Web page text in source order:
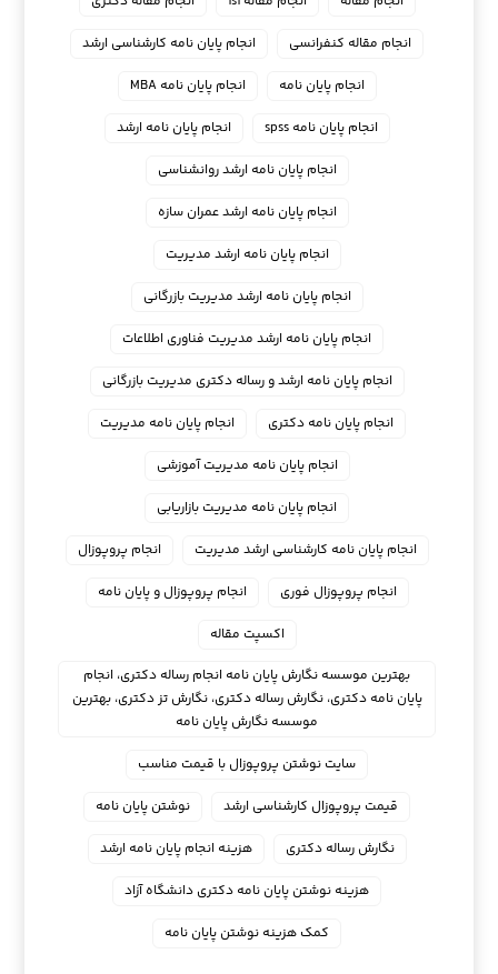
انجام مقاله کنفرانسی
انجام پايان نامه كارشناسي ارشد
انجام پایان نامه
انجام پایان نامه MBA
انجام پایان نامه spss
انجام پایان نامه ارشد
انجام پایان نامه ارشد روانشناسی
انجام پایان نامه ارشد عمران سازه
انجام پایان نامه ارشد مدیریت
انجام پایان نامه ارشد مدیریت بازرگانی
انجام پایان نامه ارشد مدیریت فناوری اطلاعات
انجام پایان نامه ارشد و رساله دکتری مدیریت بازرگانی
انجام پایان نامه دکتری
انجام پایان نامه مدیریت
انجام پایان نامه مدیریت آموزشی
انجام پایان نامه مدیریت بازاریابی
انجام پایان نامه کارشناسی ارشد مدیریت
انجام پروپوزال
انجام پروپوزال فوری
انجام پروپوزال و پایان نامه
اکسپت مقاله
بهترین موسسه نگارش پایان نامه انجام رساله دکتری، انجام
پایان نامه دکتری، نگارش رساله دکتری، نگارش تز دکتری، بهترین
موسسه نگارش پایان نامه
سایت نوشتن پروپوزال با قیمت مناسب
قیمت پروپوزال کارشناسی ارشد
نوشتن پایان نامه
نگارش رساله دکتری
هزینه انجام پایان نامه ارشد
هزینه نوشتن پایان نامه دکتری دانشگاه آزاد
کمک هزینه نوشتن پایان نامه